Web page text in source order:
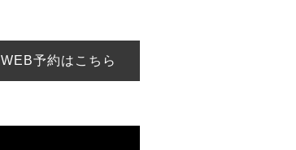
WEB予約はこちら